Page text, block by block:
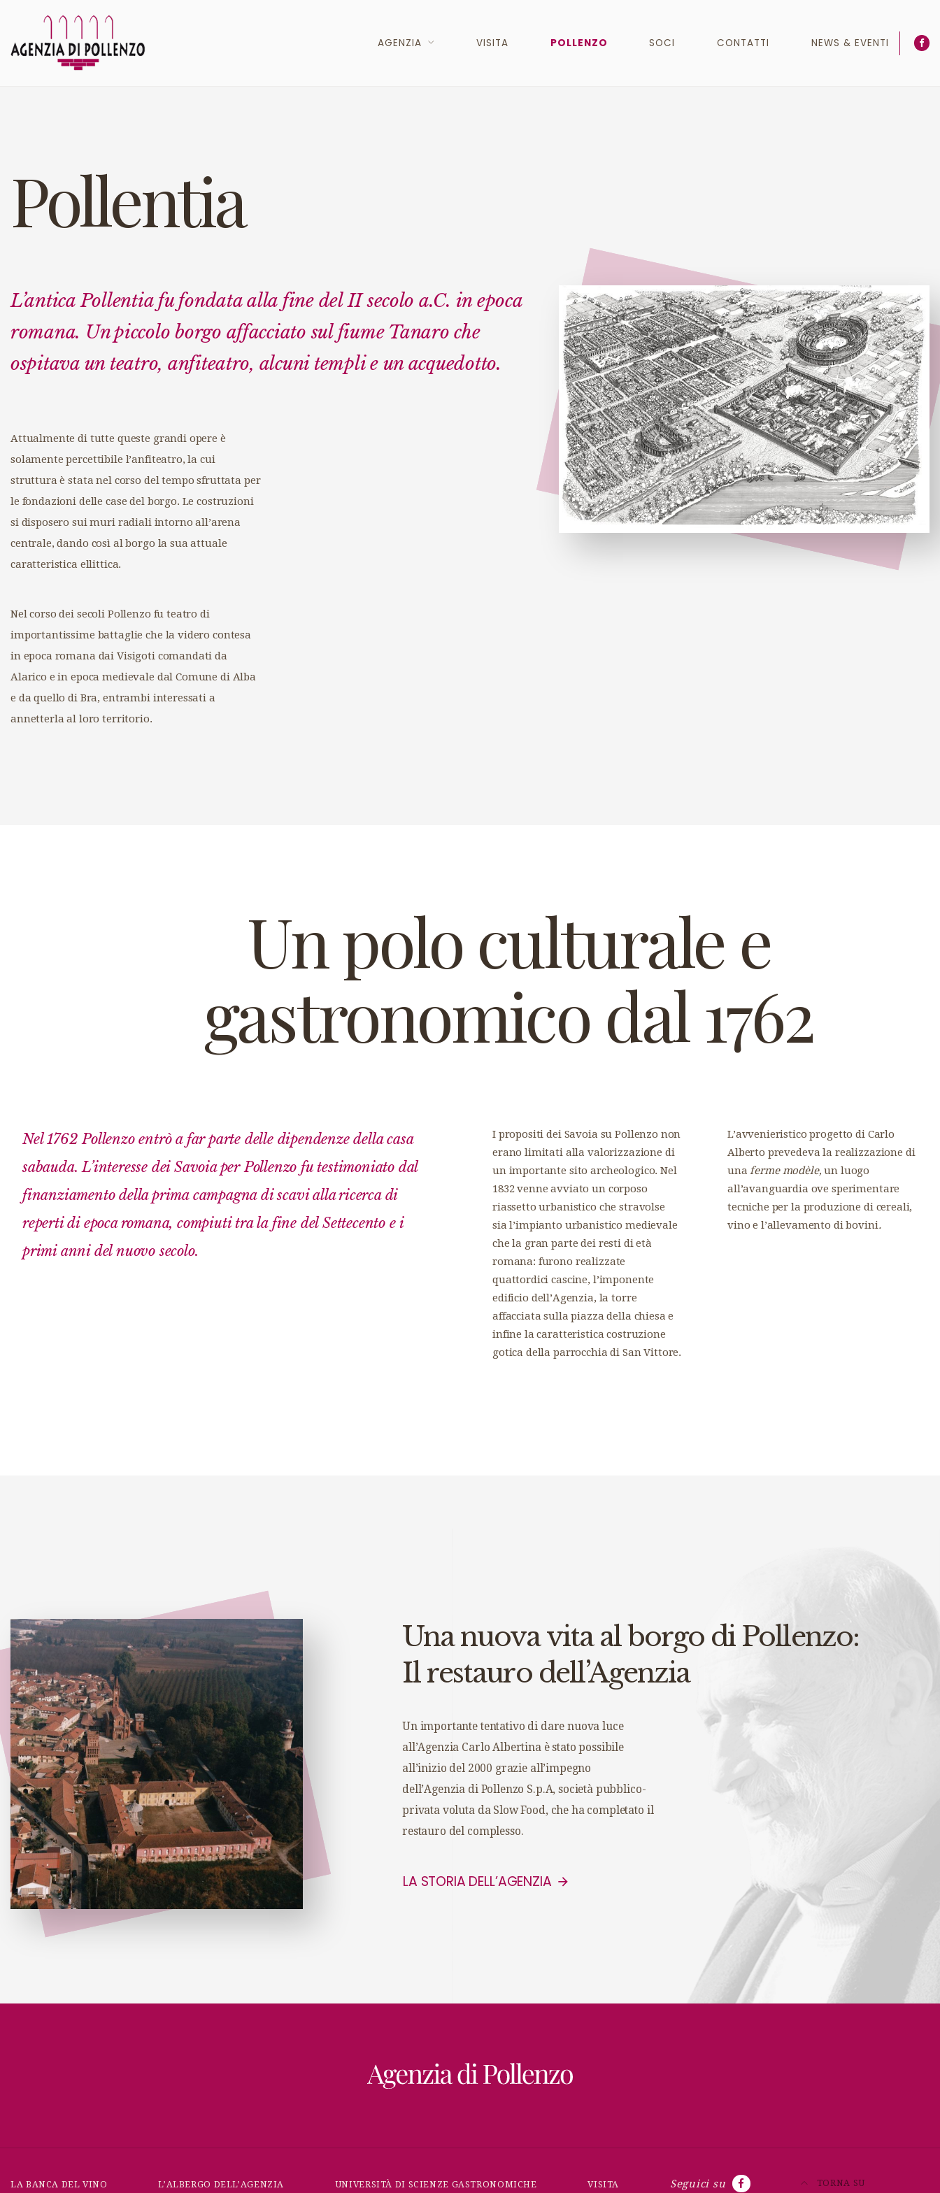
AGENZIA VISITA POLLENZO SOCI CONTATTI NEWS & EVENTI
Pollentia
L’antica Pollentia fu fondata alla fine del II secolo a.C. in epoca
romana. Un piccolo borgo affacciato sul fiume Tanaro che
ospitava un teatro, anfiteatro, alcuni templi e un acquedotto.
Attualmente di tutte queste grandi opere è
solamente percettibile l’anfiteatro, la cui
struttura è stata nel corso del tempo sfruttata per
le fondazioni delle case del borgo. Le costruzioni
si disposero sui muri radiali intorno all’arena
centrale, dando così al borgo la sua attuale
caratteristica ellittica.
Nel corso dei secoli Pollenzo fu teatro di
importantissime battaglie che la videro contesa
in epoca romana dai Visigoti comandati da
Alarico e in epoca medievale dal Comune di Alba
e da quello di Bra, entrambi interessati a
annetterla al loro territorio.
Un polo culturale e
gastronomico dal 1762
Nel 1762 Pollenzo entrò a far parte delle dipendenze della casa
sabauda. L’interesse dei Savoia per Pollenzo fu testimoniato dal
finanziamento della prima campagna di scavi alla ricerca di
reperti di epoca romana, compiuti tra la fine del Settecento e i
primi anni del nuovo secolo.
I propositi dei Savoia su Pollenzo non
erano limitati alla valorizzazione di
un importante sito archeologico. Nel
1832 venne avviato un corposo
riassetto urbanistico che stravolse
sia l’impianto urbanistico medievale
che la gran parte dei resti di età
romana: furono realizzate
quattordici cascine, l’imponente
edificio dell’Agenzia, la torre
affacciata sulla piazza della chiesa e
infine la caratteristica costruzione
gotica della parrocchia di San Vittore.
L’avvenieristico progetto di Carlo
Alberto prevedeva la realizzazione di
unaferme modèle, un luogo
all’avanguardia ove sperimentare
tecniche per la produzione di cereali,
vino e l’allevamento di bovini.
Una nuova vita al borgo di Pollenzo:
Il restauro dell’Agenzia
Un importante tentativo di dare nuova luce
all’Agenzia Carlo Albertina è stato possibile
all’inizio del 2000 grazie all’impegno
dell’Agenzia di Pollenzo S.p.A, società pubblico-
privata voluta da Slow Food, che ha completato il
restauro del complesso.
LA STORIA DELL’AGENZIA
LA BANCA DEL VINO L’ALBERGO DELL’AGENZIA UNIVERSITÀ DI SCIENZE GASTRONOMICHE VISITA Seguici su TORNA SU